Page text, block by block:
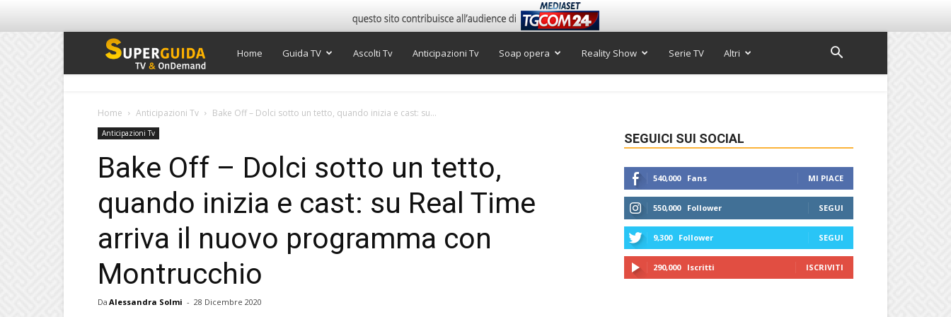
Super
Home Guida TV Ascolti Tv Anticipazioni Tv Soap opera Reality Show Serie TV Altri
Home Anticipazioni Tv Bake Off – Dolci sotto un tetto, quando inizia e cast: su...
Anticipazioni Tv
Bake Off – Dolci sotto un tetto,
quando inizia e cast: su Real Time
arriva il nuovo programma con
Montrucchio
Da Alessandra Solmi - 28 Dicembre 2020
SEGUICI SUI SOCIAL
540,000 Fans MI PIACE
550,000 Follower SEGUI
9,300 Follower SEGUI
290,000 Iscritti ISCRIVITI